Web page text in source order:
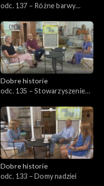
odc. 137 – Różne barwy
Dobre historie
odc. 135 – Stowarzyszenie
Dobre historie
odc. 133 – Domy nadziei